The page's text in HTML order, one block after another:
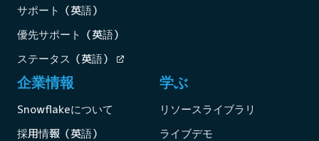
サポート（英語）
優先サポート（英語）
ステータス（英語）
企業情報
Snowflakeについて
採用情報（英語）
学ぶ
リソースライブラリ
ライブデモ